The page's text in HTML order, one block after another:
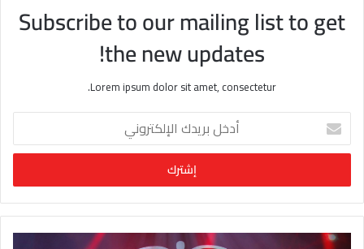
Subscribe to our mailing list to get
the new updates!
Lorem ipsum dolor sit amet, consectetur.
خ
ب
ر
ي